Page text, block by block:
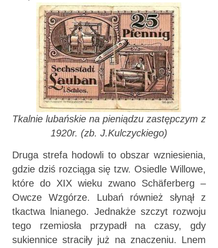
Tkalnie lubańskie na pieniądzu zastępczym z
1920r. (zb. J.Kulczyckiego)
Druga strefa hodowli to obszar wzniesienia,
gdzie dziś rozciąga się tzw. Osiedle Willowe,
które do XIX wieku zwano Schäferberg –
Owcze Wzgórze. Lubań również słynął z
tkactwa lnianego. Jednakże szczyt rozwoju
tego rzemiosła przypadł na czasy, gdy
sukiennice straciły już na znaczeniu. Lnem